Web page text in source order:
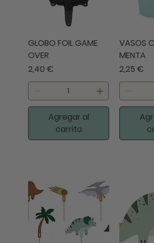
GLOBO FOIL GAME
OVER
Precio
2,40 €
Agregar al
carrito
VASOS
MENTA
Precio
2,25 €